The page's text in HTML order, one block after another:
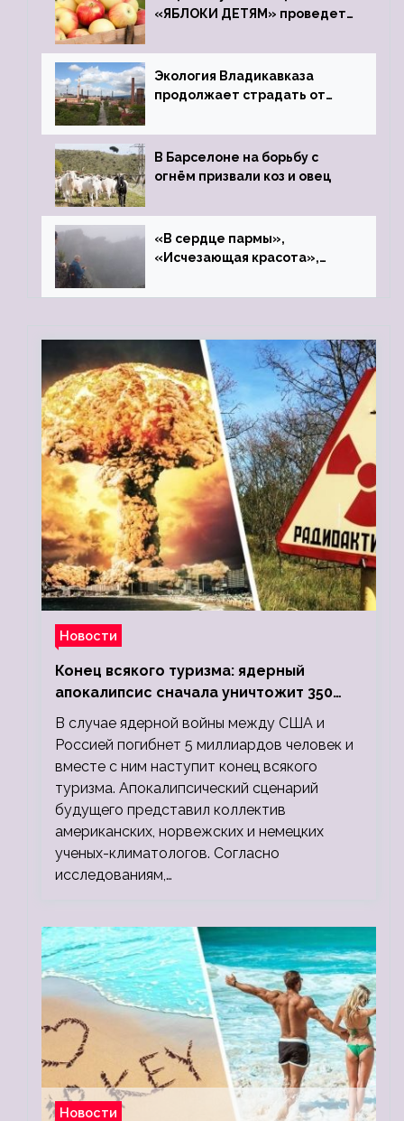
«ЯБЛОКИ ДЕТЯМ» проведет
Экология Владикавказа
продолжает страдать от
В Барселоне на борьбу с
огнём призвали коз и овец
«В сердце пармы»,
«Исчезающая красота»,
Новости
Конец всякого туризма: ядерный
апокалипсис сначала уничтожит 350
миллионов, а потом 5 миллиардов
людей
В случае ядерной войны между США и
Россией погибнет 5 миллиардов человек и
вместе с ним наступит конец всякого
туризма. Апокалипсический сценарий
будущего представил коллектив
американских, норвежских и немецких
ученых-климатологов. Согласно
исследованиям,…
Новости